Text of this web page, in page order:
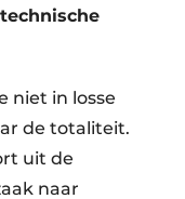
niet in losse
de totaliteit.
uit de
naar